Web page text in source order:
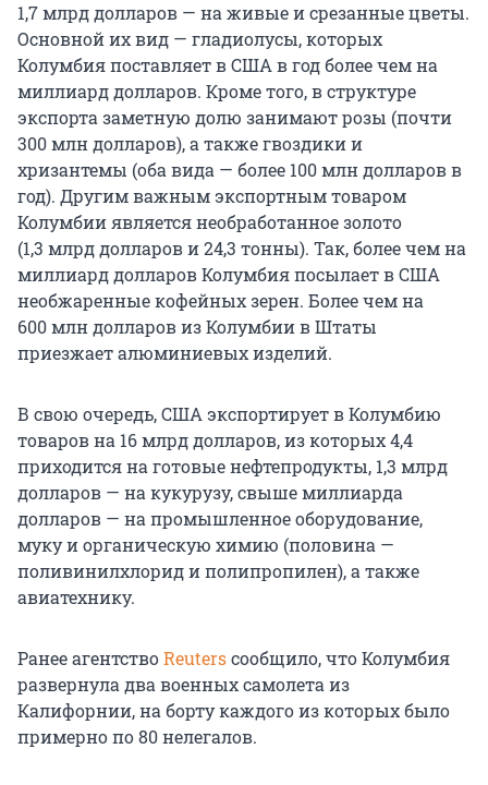
1,7 млрд долларов — на живые и срезанные цветы.
Основной их вид — гладиолусы, которых
Колумбия поставляет в США в год более чем на
миллиард долларов. Кроме того, в структуре
экспорта заметную долю занимают розы (почти
300 млн долларов), а также гвоздики и
хризантемы (оба вида — более 100 млн долларов в
год). Другим важным экспортным товаром
Колумбии является необработанное золото
(1,3 млрд долларов и 24,3 тонны). Так, более чем на
миллиард долларов Колумбия посылает в США
необжаренные кофейных зерен. Более чем на
600 млн долларов из Колумбии в Штаты
приезжает алюминиевых изделий.
В свою очередь, США экспортирует в Колумбию
товаров на 16 млрд долларов, из которых 4,4
приходится на готовые нефтепродукты, 1,3 млрд
долларов — на кукурузу, свыше миллиарда
долларов — на промышленное оборудование,
муку и органическую химию (половина —
поливинилхлорид и полипропилен), а также
авиатехнику.
Ранее агентствоReutersсообщило, что Колумбия
развернула два военных самолета из
Калифорнии, на борту каждого из которых было
примерно по 80 нелегалов.